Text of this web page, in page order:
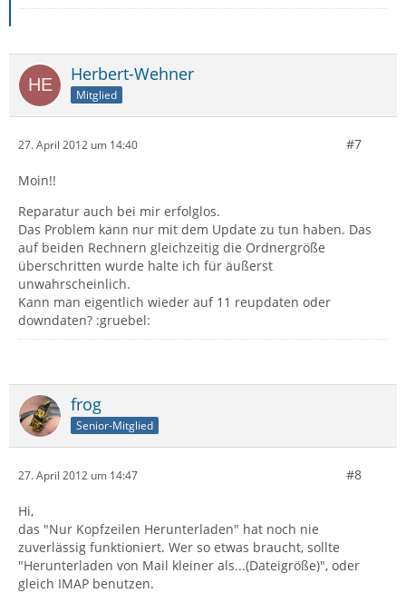
Herbert-Wehner
Mitglied
27. April 2012 um 14:40 #7
Moin!!
Reparatur auch bei mir erfolglos.
Das Problem kann nur mit dem Update zu tun haben. Das
auf beiden Rechnern gleichzeitig die Ordnergröße
überschritten wurde halte ich für äußerst
unwahrscheinlich.
Kann man eigentlich wieder auf 11 reupdaten oder
downdaten? :gruebel:
frog
Senior-Mitglied
27. April 2012 um 14:47 #8
Hi,
das "Nur Kopfzeilen Herunterladen" hat noch nie
zuverlässig funktioniert. Wer so etwas braucht, sollte
"Herunterladen von Mail kleiner als...(Dateigröße)", oder
gleich IMAP benutzen.